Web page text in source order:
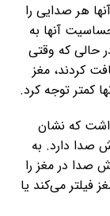
هر صدایی را
آنها به
حالی که وقتی
کردند، مغز
کمتر توجه کرد.
که نشان
صدا دارد. به
صدا در مغز را
فیلتر می‌کند یا